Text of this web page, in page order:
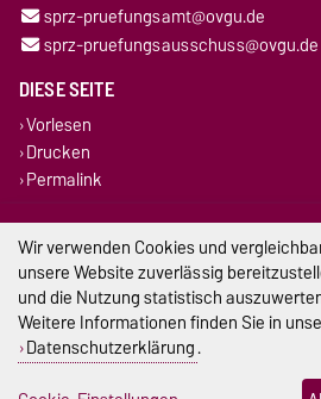
sprz-pruefungsamt@ovgu.de
sprz-pruefungsausschuss@ovgu.de
DIESE SEITE
Vorlesen
Drucken
Permalink
Impressum
Datenschutz
Barrierefreiheit
Cookie-
Wir verwenden Cookies und
unsere Website zuverlässig
und die Nutzung statistisch
Weitere Informationen finden Sie in
Datenschutzerklärung.